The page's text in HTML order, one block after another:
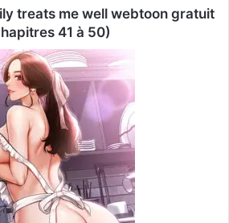
treats me well webtoon gratuit
41 à 50)